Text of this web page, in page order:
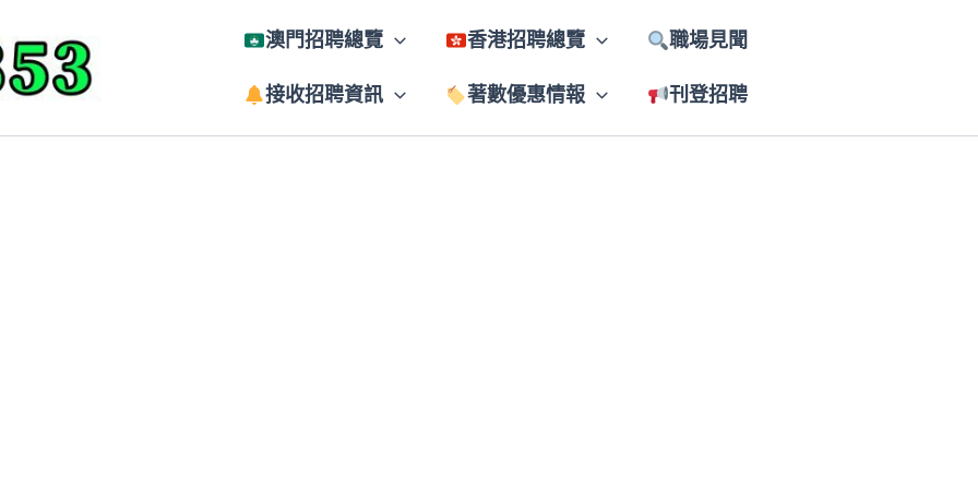
澳門招聘總覽 香港招聘總覽 職場見聞
接收招聘資訊 著數優惠情報 刊登招聘